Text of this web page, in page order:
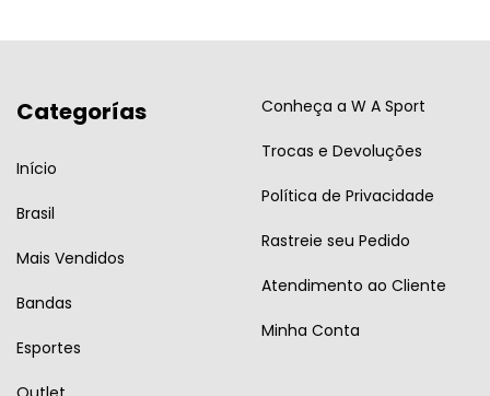
Categorías
Início
Brasil
Mais Vendidos
Bandas
Esportes
Conheça a W A Sport
Trocas e Devoluções
Política de Privacidade
Rastreie seu Pedido
Atendimento ao Cliente
Minha Conta